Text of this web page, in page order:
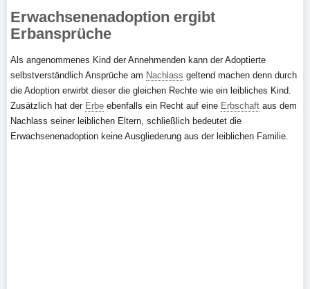
Erwachsenenadoption ergibt
Erbansprüche
Als angenommenes Kind der Annehmenden kann der Adoptierte
selbstverständlich Ansprüche am Nachlass geltend machen denn durch
die Adoption erwirbt dieser die gleichen Rechte wie ein leibliches Kind.
Zusätzlich hat der Erbe ebenfalls ein Recht auf eine Erbschaft aus dem
Nachlass seiner leiblichen Eltern, schließlich bedeutet die
Erwachsenenadoption keine Ausgliederung aus der leiblichen Familie.